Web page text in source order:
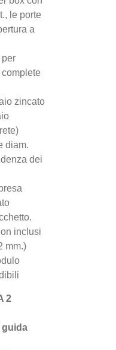
le porte
a
per
zincato
diam.
dei
inclusi
mm.)
2
guida